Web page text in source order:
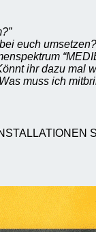
euch
ihr dazu mal
muss ich